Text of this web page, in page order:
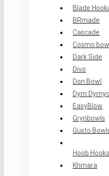
Blade
BRmade
Cascade
Cosmo bowl
Dark Side
Divo
Don Bowl
Dym
EasyBlow
Grynbowls
Gusto
Hoob
Khmara